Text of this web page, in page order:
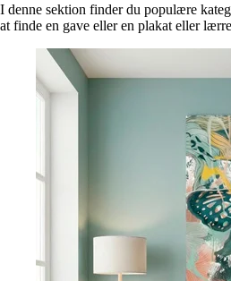
I denne sektion finder du populære
at finde en gave eller en plakat eller